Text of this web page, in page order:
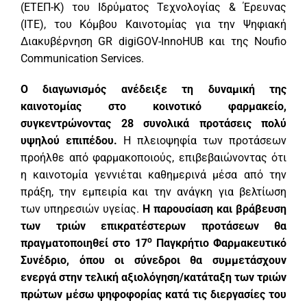
(ΕΤΕΠ-Κ) του Ιδρύματος Τεχνολογίας & Έρευνας
(ΙΤΕ), του Κόμβου Καινοτομίας για την Ψηφιακή
Διακυβέρνηση GR digiGOV-InnoHUB και της Nοufio
Communication Services.
Ο διαγωνισμός ανέδειξε τη δυναμική της
καινοτομίας στο κοινοτικό φαρμακείο,
συγκεντρώνοντας 28 συνολικά προτάσεις πολύ
υψηλού επιπέδου. Η πλειοψηφία των προτάσεων
προήλθε από φαρμακοποιούς, επιβεβαιώνοντας ότι
η καινοτομία γεννιέται καθημερινά μέσα από την
πράξη, την εμπειρία και την ανάγκη για βελτίωση
των υπηρεσιών υγείας. Η παρουσίαση και βράβευση
των τριών επικρατέστερων προτάσεων θα
πραγματοποιηθεί στο 17οΠαγκρήτιο Φαρμακευτικό
Συνέδριο, όπου οι σύνεδροι θα συμμετάσχουν
ενεργά στην τελική αξιολόγηση/κατάταξη των τριών
πρώτων μέσω ψηφοφορίας κατά τις διεργασίες του